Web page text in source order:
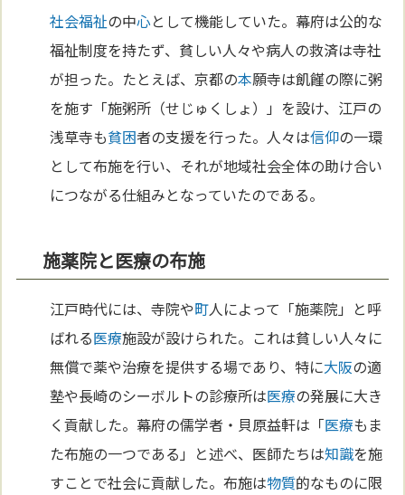
社会福祉の中心として機能していた。幕府は公的な
福祉制度を持たず、貧しい人々や病人の救済は寺社
が担った。たとえば、京都の本願寺は飢饉の際に粥
を施す「施粥所（せじゅくしょ）」を設け、江戸の
浅草寺も貧困者の支援を行った。人々は信仰の一環
として布施を行い、それが地域社会全体の助け合い
につながる仕組みとなっていたのである。
施薬院と医療の布施
江戸時代には、寺院や町人によって「施薬院」と呼
ばれる医療施設が設けられた。これは貧しい人々に
無償で薬や治療を提供する場であり、特に大阪の適
塾や長崎のシーボルトの診療所は医療の発展に大き
く貢献した。幕府の儒学者・貝原益軒は「医療もま
た布施の一つである」と述べ、医師たちは知識を施
すことで社会に貢献した。布施は物質的なものに限